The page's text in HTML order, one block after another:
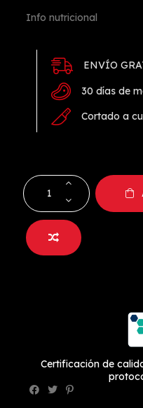
Info nutricional
ENVÍO
30 días de
Cortado a
Certificación de